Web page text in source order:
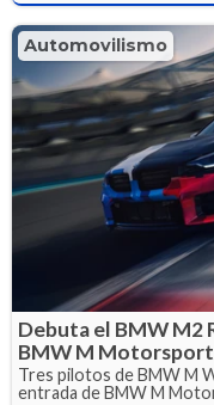
Automovilismo
Debuta el BMW M2
BMW M Motorsport
Tres pilotos de BMW M
entrada de BMW M